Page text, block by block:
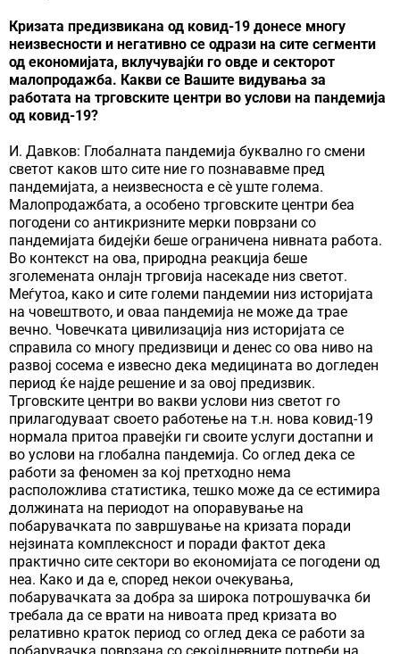
Кризата предизвикана од ковид-19 донесе многу
неизвесности и негативно се одрази на сите сегменти
од економијата, вклучувајќи го овде и секторот
малопродажба. Какви се Вашите видувања за
работата на трговските центри во услови на пандемија
од ковид-19?
И. Давков: Глобалната пандемија буквално го смени
светот каков што сите ние го познававме пред
пандемијата, а неизвесноста е сè уште голема.
Малопродажбата, а особено трговските центри беа
погодени со антикризните мерки поврзани со
пандемијата бидејќи беше ограничена нивната работа.
Во контекст на ова, природна реакција беше
зголемената онлајн трговија насекаде низ светот.
Меѓутоа, како и сите големи пандемии низ историјата
на човештвото, и оваа пандемија не може да трае
вечно. Човечката цивилизација низ историјата се
справила со многу предизвици и денес со ова ниво на
развој сосема е извесно дека медицината во догледен
период ќе најде решение и за овој предизвик.
Трговските центри во вакви услови низ светот го
прилагодуваат своето работење на т.н. нова ковид-19
нормала притоа правејќи ги своите услуги достапни и
во услови на глобална пандемија. Со оглед дека се
работи за феномен за кој претходно нема
расположлива статистика, тешко може да се естимира
должината на периодот на опоравување на
побарувачката по завршување на кризата поради
нејзината комплексност и поради фактот дека
практично сите сектори во економијата се погодени од
неа. Како и да е, според некои очекувања,
побарувачката за добра за широка потрошувачка би
требала да се врати на нивоата пред кризата во
релативно краток период со оглед дека се работи за